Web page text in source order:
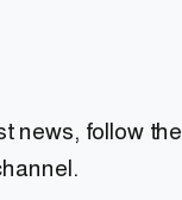
news, follow the